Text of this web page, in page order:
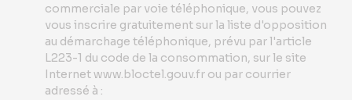
commerciale par voie téléphonique, vous pouvez
vous inscrire gratuitement sur la liste d'opposition
au démarchage téléphonique, prévu par l'article
L223-1 du code de la consommation, sur le site
Internet www.bloctel.gouv.fr ou par courrier
adressé à :